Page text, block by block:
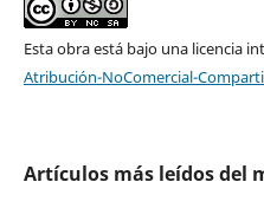
Esta obra está bajo una licencia
Atribución-NoComercial-
Artículos más leídos del